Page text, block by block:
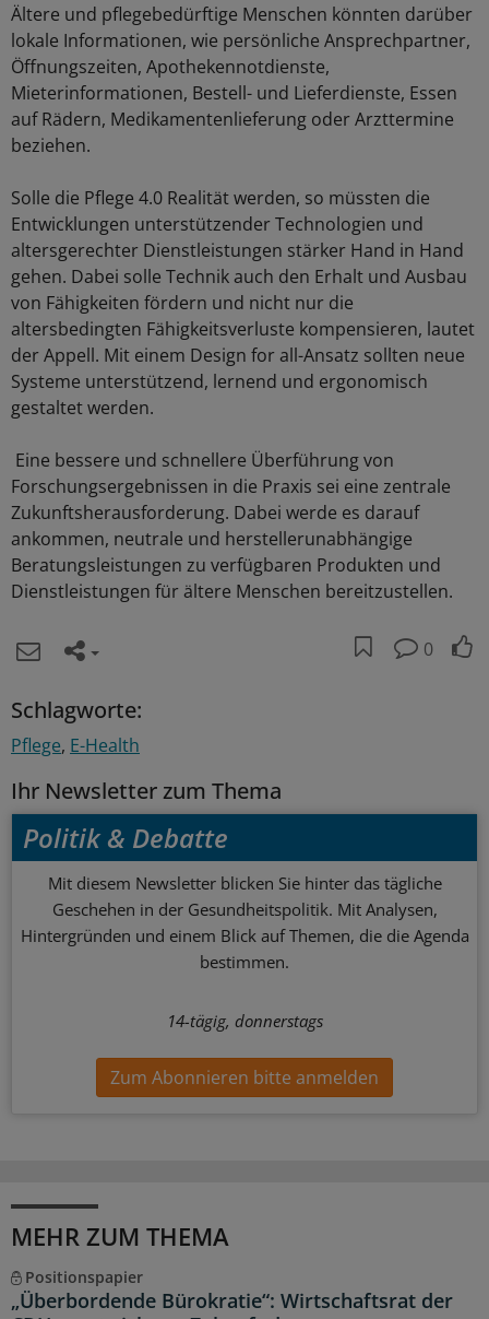
Ältere und pflegebedürftige Menschen könnten darüber
lokale Informationen, wie persönliche Ansprechpartner,
Öffnungszeiten, Apothekennotdienste,
Mieterinformationen, Bestell- und Lieferdienste, Essen
auf Rädern, Medikamentenlieferung oder Arzttermine
beziehen.
Solle die Pflege 4.0 Realität werden, so müssten die
Entwicklungen unterstützender Technologien und
altersgerechter Dienstleistungen stärker Hand in Hand
gehen. Dabei solle Technik auch den Erhalt und Ausbau
von Fähigkeiten fördern und nicht nur die
altersbedingten Fähigkeitsverluste kompensieren, lautet
der Appell. Mit einem Design for all-Ansatz sollten neue
Systeme unterstützend, lernend und ergonomisch
gestaltet werden.
Eine bessere und schnellere Überführung von
Forschungsergebnissen in die Praxis sei eine zentrale
Zukunftsherausforderung. Dabei werde es darauf
ankommen, neutrale und herstellerunabhängige
Beratungsleistungen zu verfügbaren Produkten und
Dienstleistungen für ältere Menschen bereitzustellen.
0
Schlagworte:
Pflege E-Health
Ihr Newsletter zum Thema
Politik & Debatte
Mit diesem Newsletter blicken Sie hinter das tägliche
Geschehen in der Gesundheitspolitik. Mit Analysen,
Hintergründen und einem Blick auf Themen, die die Agenda
bestimmen.
14-tägig, donnerstags
Zum Abonnieren bitte anmelden
MEHR ZUM THEMA
Positionspapier
„Überbordende Bürokratie“: Wirtschaftsrat der